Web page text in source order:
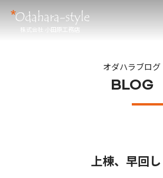
株式会社 小田原工務店
オダハラブログ
BLOG
上棟、早回し